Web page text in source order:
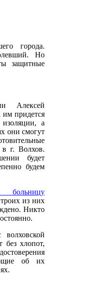
города.
Но
защитные
Алексей
им придется
а
они смогут
в г. Волхов.
будет
будем
больницу
из них
Никто
без хлопот,
об их